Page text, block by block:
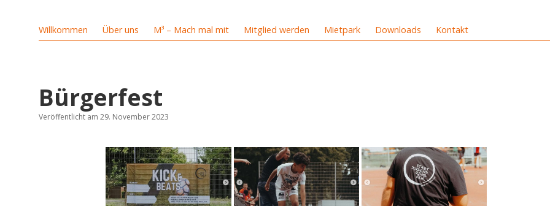
Willkommen Über uns M³ – Mach mal mit Mitglied werden Mietpark Downloads Kontakt
Bürgerfest
Veröffentlicht am 29. November 2023